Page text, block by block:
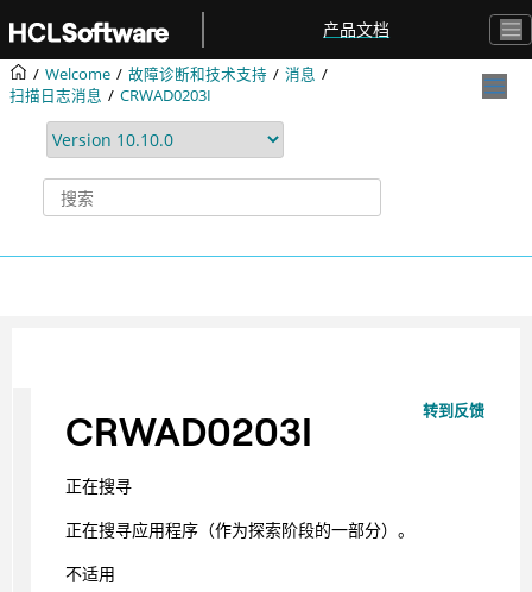
产品文档
Welcome 故障诊断和技术支持
消息
扫描日志消息
CRWAD0203I
转到反馈
CRWAD0203I
正在搜寻
正在搜寻应用程序（作为探索阶段的一部分）。
不适用